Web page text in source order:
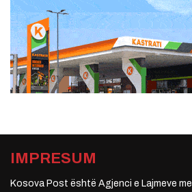
IMPRESUM
Kosova Post është Agjenci e Lajmeve